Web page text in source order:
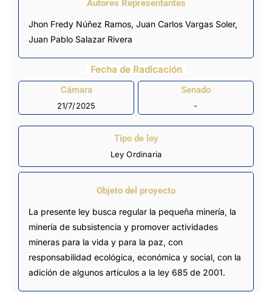
Autores Representantes
Jhon Fredy Núñez Ramos, Juan Carlos Vargas Soler,
Juan Pablo Salazar Rivera
Fecha de Radicación
Cámara
21/7/2025
Senado
-
Tipo de ley
Ley Ordinaria
Objeto del proyecto
La presente ley busca regular la pequeña minería, la
minería de subsistencia y promover actividades
mineras para la vida y para la paz, con
responsabilidad ecológica, económica y social, con la
adición de algunos artículos a la ley 685 de 2001.